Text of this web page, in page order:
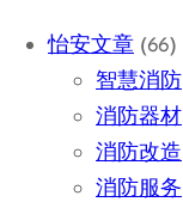
怡安文章 (66)
智慧消防
消防器材
消防改造
消防服务